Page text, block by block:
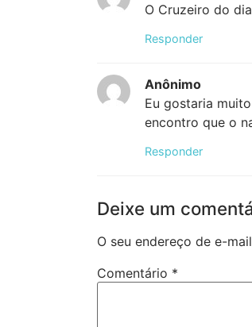
O Cruzeiro do
Responder
Anônimo
Eu gostaria
encontro que o
Responder
Deixe um
O seu endereço de e-
Comentário *